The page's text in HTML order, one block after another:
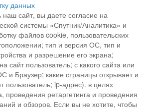
данных
сайт, вы даете согласие на
системы «Спутник/Аналитика» и
файлов cookie, пользовательских
тип и версия ОС, тип и
и разрешение его экрана;
сайт пользователь; с какого сайта или
и Браузер; какие страницы открывает и
пользователь; ip-адрес). в целях
проведения ретаргетинга и проведения
и обзоров. Если вы не хотите, чтобы